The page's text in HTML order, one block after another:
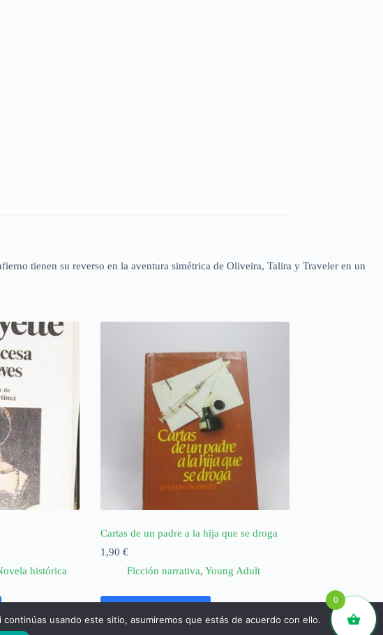
tienen su reverso en la aventura simétrica de Oliveira, Talira y Traveler en un
histórica
Cartas de un padre a la hija que se droga
1,90€
Ficción narrativa, Young Adult
0
usando este sitio, asumiremos que estás de acuerdo con ello.